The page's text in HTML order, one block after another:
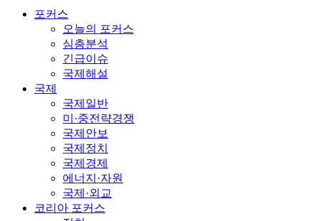
포커스
오늘의 포커스
심층분석
긴급이슈
국제해설
국제
국제일반
미·중전략경쟁
국제안보
국제정치
국제경제
에너지·자원
국제·외교
코리아 포커스